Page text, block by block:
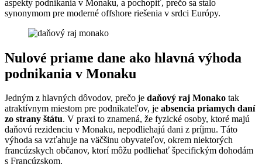
aspekty podnikania v Monaku, a pochopiť, prečo sa stalo
synonymom pre moderné offshore riešenia v srdci Európy.
Nulové priame dane ako hlavná výhoda
podnikania v Monaku
Jedným z hlavných dôvodov, prečo je daňový raj Monako tak
atraktívnym miestom pre podnikateľov, je absencia priamych daní
zo strany štátu. V praxi to znamená, že fyzické osoby, ktoré majú
daňovú rezidenciu v Monaku, nepodliehajú dani z príjmu. Táto
výhoda sa vzťahuje na väčšinu obyvateľov, okrem niektorých
francúzskych občanov, ktorí môžu podliehať špecifickým dohodám
s Francúzskom.